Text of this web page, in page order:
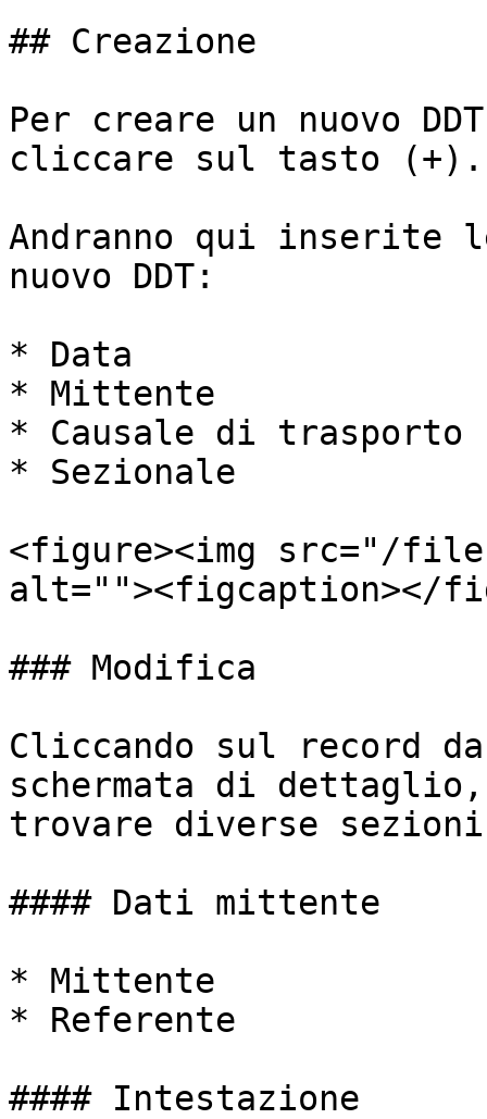
## Creazione
Per creare un nuovo
cliccare sul tasto (+).
Andranno qui
nuovo DDT:
* Data
* Mittente
* Causale di trasporto
* Sezionale
<figure><img src="/
alt=""><figcaption></
### Modifica
Cliccando sul record
schermata di
trovare diverse
#### Dati mittente
* Mittente
* Referente
#### Intestazione